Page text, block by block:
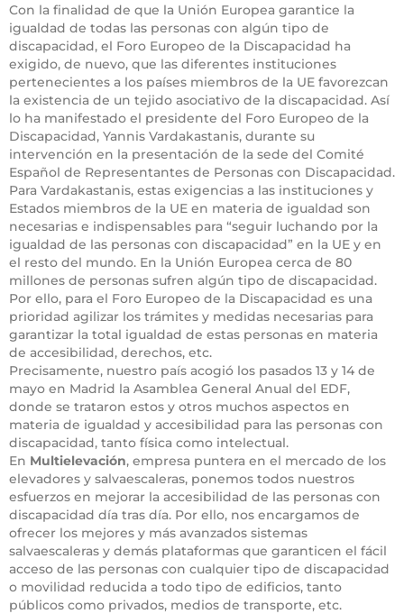
Con la finalidad de que la Unión Europea garantice la
igualdad de todas las personas con algún tipo de
discapacidad, el Foro Europeo de la Discapacidad ha
exigido, de nuevo, que las diferentes instituciones
pertenecientes a los países miembros de la UE favorezcan
la existencia de un tejido asociativo de la discapacidad. Así
lo ha manifestado el presidente del Foro Europeo de la
Discapacidad, Yannis Vardakastanis, durante su
intervención en la presentación de la sede del Comité
Español de Representantes de Personas con Discapacidad.
Para Vardakastanis, estas exigencias a las instituciones y
Estados miembros de la UE en materia de igualdad son
necesarias e indispensables para “seguir luchando por la
igualdad de las personas con discapacidad” en la UE y en
el resto del mundo. En la Unión Europea cerca de 80
millones de personas sufren algún tipo de discapacidad.
Por ello, para el Foro Europeo de la Discapacidad es una
prioridad agilizar los trámites y medidas necesarias para
garantizar la total igualdad de estas personas en materia
de accesibilidad, derechos, etc.
Precisamente, nuestro país acogió los pasados 13 y 14 de
mayo en Madrid la Asamblea General Anual del EDF,
donde se trataron estos y otros muchos aspectos en
materia de igualdad y accesibilidad para las personas con
discapacidad, tanto física como intelectual.
En Multielevación, empresa puntera en el mercado de los
elevadores y salvaescaleras, ponemos todos nuestros
esfuerzos en mejorar la accesibilidad de las personas con
discapacidad día tras día. Por ello, nos encargamos de
ofrecer los mejores y más avanzados sistemas
salvaescaleras y demás plataformas que garanticen el fácil
acceso de las personas con cualquier tipo de discapacidad
o movilidad reducida a todo tipo de edificios, tanto
públicos como privados, medios de transporte, etc.